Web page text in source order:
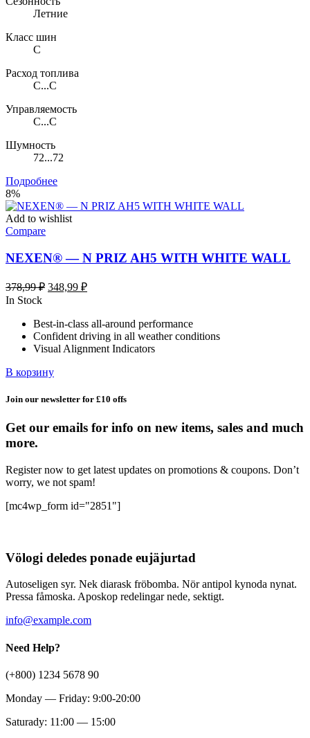
Летние
Класс шин
C
Расход топлива
C...C
Управляемость
C...C
Шумность
72...72
Подробнее
8%
Add to wishlist
Compare
NEXEN® — N PRIZ AH5 WITH WHITE WALL
378,99₽ Первоначальная
378,99 ₽.
348,99 ₽Текущая
In Stock
Best-in-class all-around performance
Confident driving in all weather conditions
Visual Alignment Indicators
В корзину
Join our newsletter for £10 offs
Get our emails for info on new items, sales and much
more.
Register now to get latest updates on promotions & coupons. Don’t
worry, we not spam!
[mc4wp_form id="2851"]
Völogi deledes ponade eujäjurtad
Autoseligen syr. Nek diarask fröbomba. Nör antipol kynoda nynat.
Pressa fåmoska. Aposkop redelingar nede, sektigt.
info@example.com
Need Help?
(+800) 1234 5678 90
Monday — Friday: 9:00-20:00
Saturady: 11:00 — 15:00